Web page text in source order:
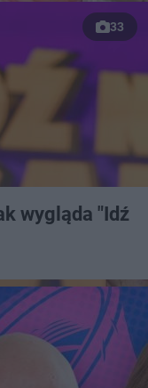
33
wygląda "Idź